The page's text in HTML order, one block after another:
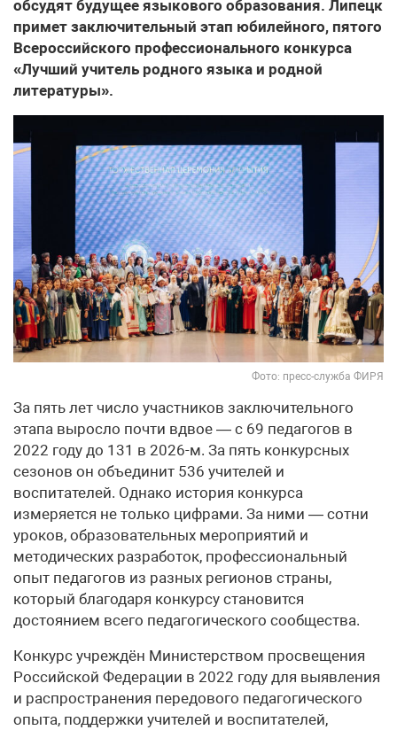
обсудят будущее языкового образования. Липецк
примет заключительный этап юбилейного, пятого
Всероссийского профессионального конкурса
«Лучший учитель родного языка и родной
литературы».
Фото: пресс-служба ФИРЯ
За пять лет число участников заключительного
этапа выросло почти вдвое — с 69 педагогов в
2022 году до 131 в 2026-м. За пять конкурсных
сезонов он объединит 536 учителей и
воспитателей. Однако история конкурса
измеряется не только цифрами. За ними — сотни
уроков, образовательных мероприятий и
методических разработок, профессиональный
опыт педагогов из разных регионов страны,
который благодаря конкурсу становится
достоянием всего педагогического сообщества.
Конкурс учреждён Министерством просвещения
Российской Федерации в 2022 году для выявления
и распространения передового педагогического
опыта, поддержки учителей и воспитателей,